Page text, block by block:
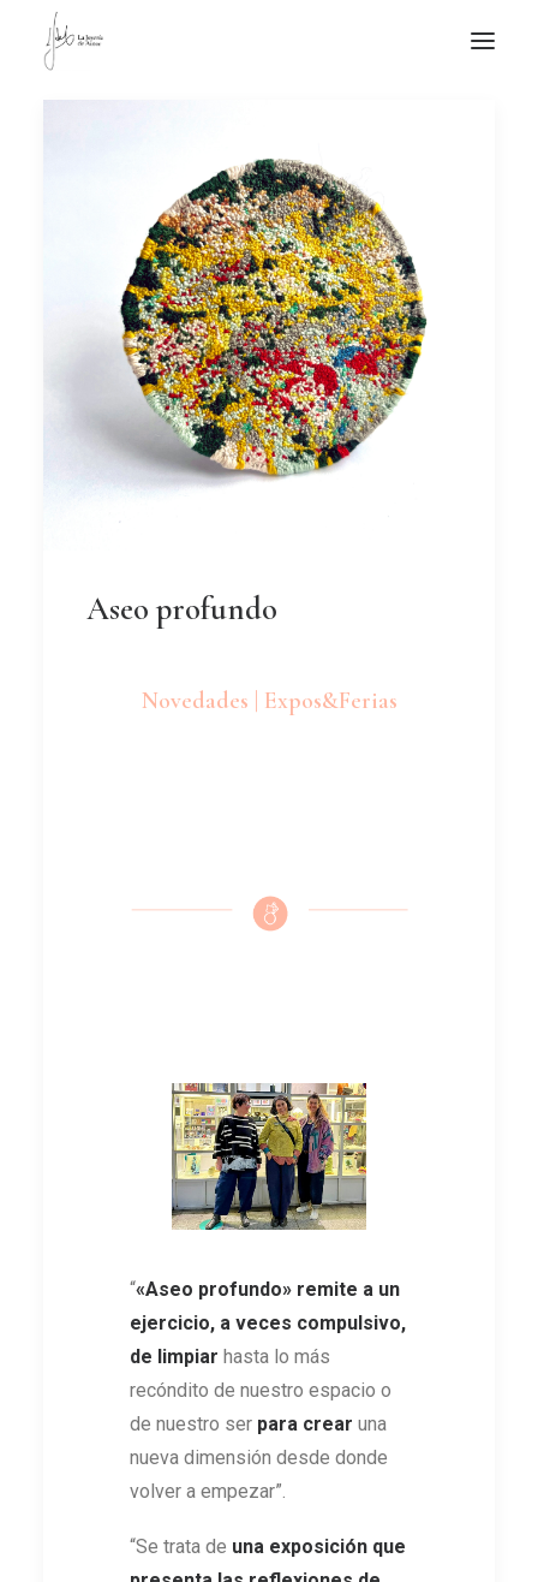
QUIÉN SOY
Aseo profundo
Novedades | Expos&Ferias
“«Aseo profundo» remite a un
ejercicio, a veces compulsivo,
de limpiar hasta lo más
recóndito de nuestro espacio o
de nuestro ser para crear una
nueva dimensión desde donde
volver a empezar”.
“Se trata de una exposición que